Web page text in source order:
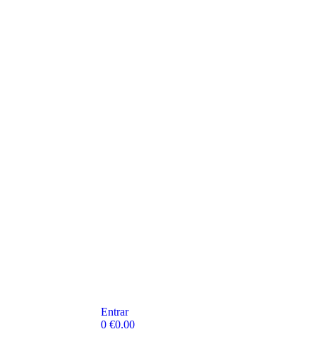
Entrar
0 €0.00